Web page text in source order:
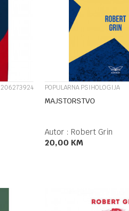
206273924 POPULARNA PSIHOLOGIJA
MAJSTORSTVO
Autor : Robert Grin
20,00 KM